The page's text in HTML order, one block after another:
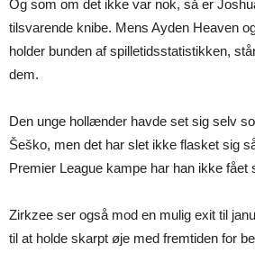
Og som om det ikke var nok, så er
tilsvarende knibe. Mens Ayden Heaven
holder bunden af spilletidsstatistikken,
dem.
Den unge hollænder havde set sig selv
Šeško, men det har slet ikke flasket sig
Premier League kampe har han ikke fået
Zirkzee ser også mod en mulig exit til
til at holde skarpt øje med fremtiden for